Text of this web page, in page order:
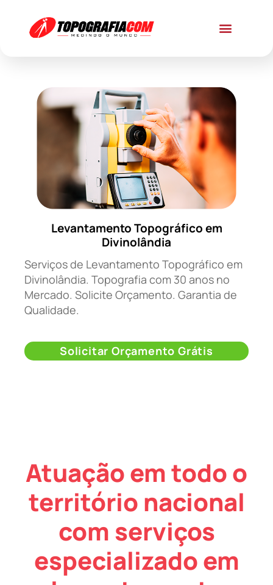
Levantamento Topográfico em
Divinolândia
Serviços de Levantamento Topográfico em
Divinolândia. Topografia com 30 anos no
Mercado. Solicite Orçamento. Garantia de
Qualidade.
Solicitar Orçamento Grátis
Atuação em todo o
território nacional
com serviços
especializado em